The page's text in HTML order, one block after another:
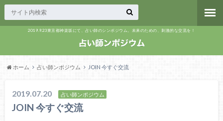
2019.9.23東京都神楽坂にて、占い師のシンポジウム。未来のための、刺激的な交流を！
ホーム 占い師ンポジウム JOIN 今すぐ交流
2019.07.20 占い師ンポジウム
JOIN 今すぐ交流